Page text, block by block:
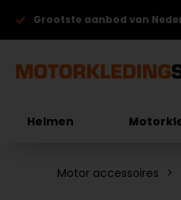
Grootste aanbod van
Helmen
Motor accessoires